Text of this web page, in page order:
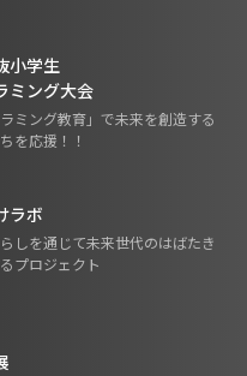
小学生
ミング大会
ラミング教育」で未来を創造する
を応援！！
ラボ
しを通じて未来世代のはばたき
プロジェクト